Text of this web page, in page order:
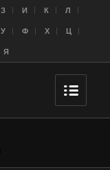
З И К Л
У Ф Х Ц
Я